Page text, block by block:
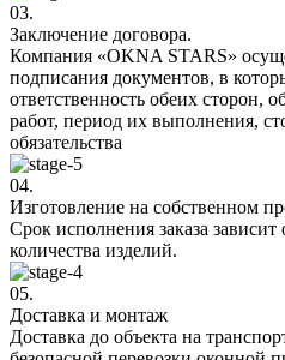
03.
Заключение договора.
Компания «OKNA STARS»
подписания документов, в
ответственность обеих сторон,
работ, период их выполнения,
обязательства
04.
Изготовление на собственном
Срок исполнения заказа
количества изделий.
05.
Доставка и монтаж
Доставка до объекта на